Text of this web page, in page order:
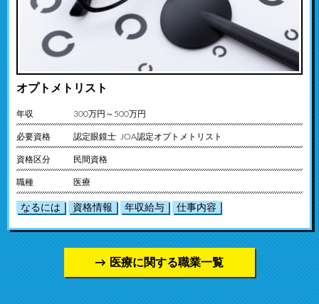
オプトメトリスト
年収 300万円～500万円
必要資格 認定眼鏡士 JOA認定オプトメトリスト
資格区分 民間資格
職種 医療
なるには 資格情報 年収給与 仕事内容
医療に関する職業一覧